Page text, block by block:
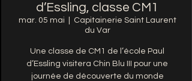
d’Essling, classe CM1
mar. 05 mai
Capitainerie Saint Laurent
du Var
Une classe de CM1 de l’école Paul
d’Essling visitera Chin Blu III pour une
journée de découverte du monde